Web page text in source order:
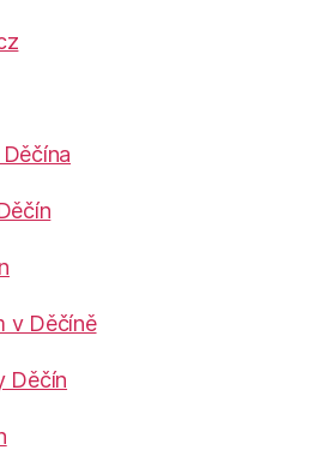
v Děčíně
Děčín